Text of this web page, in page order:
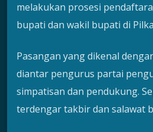
melakukan prosesi
bupati dan wakil bupati di
Pasangan yang dikenal
diantar pengurus partai
simpatisan dan pendukung.
terdengar takbir dan salawat